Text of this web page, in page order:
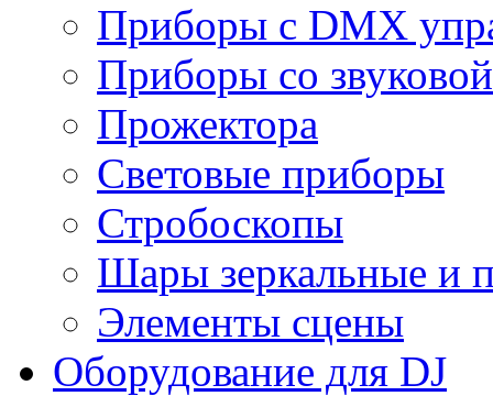
Приборы с DMX
Приборы со
Прожектора
Световые приборы
Стробоскопы
Шары зеркальные и
Элементы сцены
Оборудование для DJ